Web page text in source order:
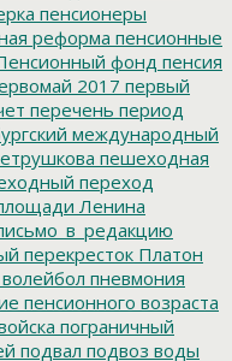
пенсионеры
реформа пенсионные
фонд пенсия
2017 первый
перечень период
международный
пешеходная
переход
Ленина
перекресток Платон
пневмония
пенсионного возраста
пограничный
подвал подвоз воды